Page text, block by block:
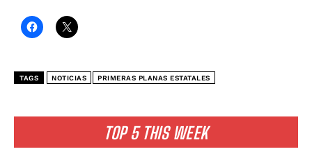
TOP 5 THIS WEEK
TAGS NOTICIAS PRIMERAS PLANAS ESTATALES